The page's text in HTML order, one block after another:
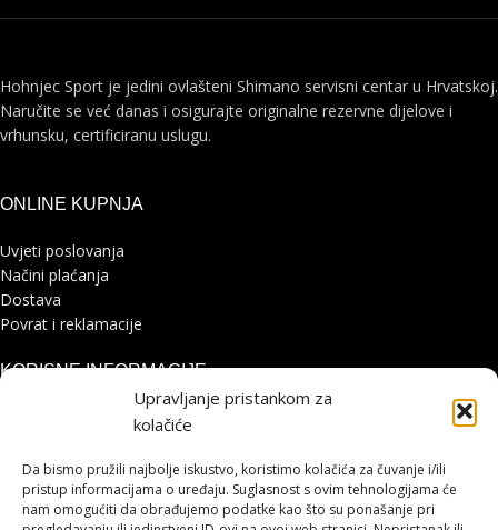
Upravljanje pristankom za
kolačiće
Da bismo pružili najbolje iskustvo, koristimo kolačića za čuvanje i/ili
pristup informacijama o uređaju. Suglasnost s ovim tehnologijama će
nam omogućiti da obrađujemo podatke kao što su ponašanje pri
Hohnjec Sport je jedini ovlašteni Shimano servisni centar u Hrvatskoj.
Naručite se već danas i osigurajte originalne rezervne dijelove i
vrhunsku, certificiranu uslugu.
ONLINE KUPNJA
Uvjeti poslovanja
Načini plaćanja
Dostava
Povrat i reklamacije
KORISNE INFORMACIJE
Zaštita osobnih podataka
Pohvale i prigovori
Platforma za online rješavanje sporova